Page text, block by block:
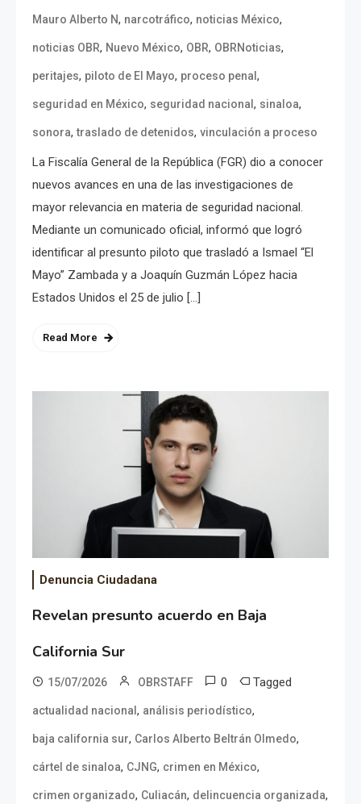
Mauro Alberto N, narcotráfico, noticias México,
noticias OBR, Nuevo México, OBR, OBRNoticias,
peritajes, piloto de El Mayo, proceso penal ,
seguridad en México, seguridad nacional , sinaloa,
sonora,traslado de detenidos, vinculación a proceso
La Fiscalía General de la República (FGR) dio a conocer
nuevos avances en una de las investigaciones de
mayor relevancia en materia de seguridad nacional.
Mediante un comunicado oficial, informó que logró
identificar al presunto piloto que trasladó a Ismael “El
Mayo” Zambada y a Joaquín Guzmán López hacia
Estados Unidos el 25 de julio […]
Read More
Denuncia Ciudadana
Revelan presunto acuerdo en Baja
California Sur
15/07/2026 OBRSTAFF 0 Tagged
actualidad nacional , análisis periodístico,
baja california sur, Carlos Alberto Beltrán Olmedo,
cártel de sinaloa, CJNG, crimen en México,
crimen organizado, Culiacán, delincuencia organizada,